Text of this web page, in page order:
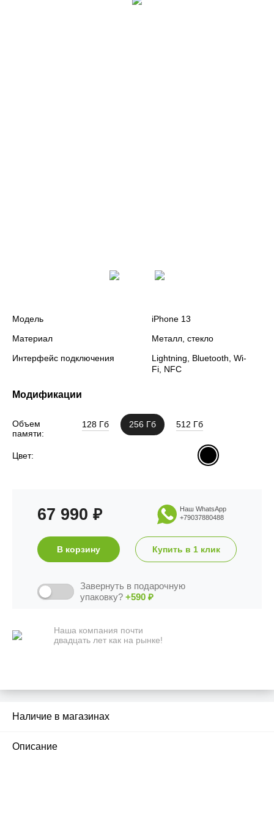
Модель
iPhone 13
Материал
Металл, стекло
Интерфейс подключения
Lightning, Bluetooth, Wi-
Fi, NFC
Модификации
Объем
памяти:
128 Гб 256 Гб 512 Гб
Цвет:
67 990 ₽
Наш WhatsApp
+79037880488
В корзину Купить в 1 клик
Завернуть в подарочную
упаковку? +590 ₽
Наша компания почти
двадцать лет как на рынке!
Наличие в магазинах
Описание